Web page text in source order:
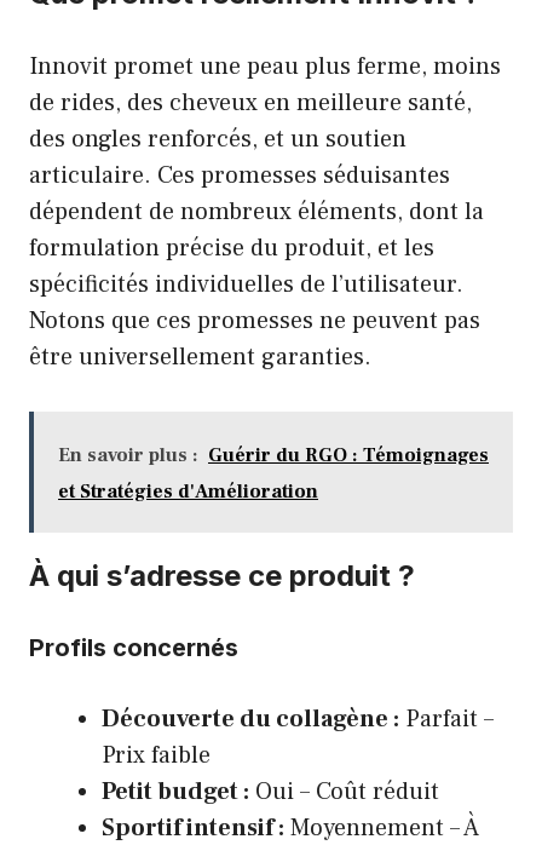
Innovit promet une peau plus ferme, moins
de rides, des cheveux en meilleure santé,
des ongles renforcés, et un soutien
articulaire. Ces promesses séduisantes
dépendent de nombreux éléments, dont la
formulation précise du produit, et les
spécificités individuelles de l’utilisateur.
Notons que ces promesses ne peuvent pas
être universellement garanties.
En savoir plus : Guérir du RGO : Témoignages
et Stratégies d'Amélioration
À qui s’adresse ce produit ?
Profils concernés
Découverte du collagène : Parfait –
Prix faible
Petit budget : Oui – Coût réduit
Sportif intensif : Moyennement – À